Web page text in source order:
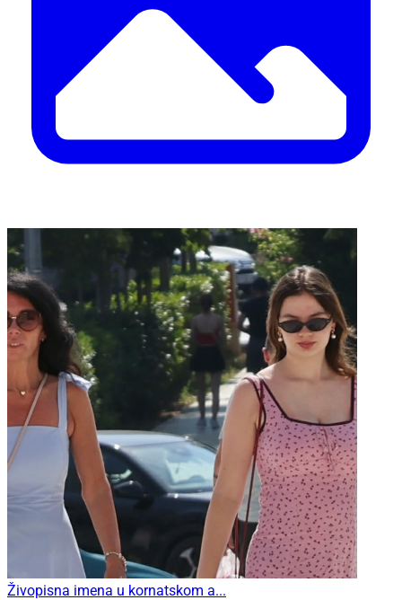
Živopisna imena u kornatskom a...